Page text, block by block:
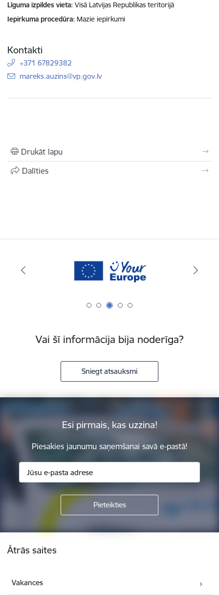
Līguma izpildes vieta Visā Latvijas Republikas teritorijā
Iepirkuma procedūra Mazie iepirkumi
Kontakti
+371 67829382
E-pasts:
mareks.auzins@vp.gov.lv
Drukāt lapu
Dalīties
Vai šī informācija bija noderīga?
Sniegt atsauksmi
Esi pirmais, kas uzzina!
Piesakies jaunumu saņemšanai savā e-pastā!
Ātrās saites
Vakances